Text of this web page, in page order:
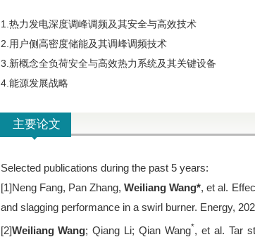
1.热力发电深度调峰调频及其安全与高效技术
2.用户侧高密度储能及其调峰调频技术
3.新概念全负荷安全与高效热力系统及其关键设备
4.能源发展战略
主要论文
Selected publications during the past 5 years:
[1]Neng Fang, Pan Zhang, Weiliang Wang*, et al.
and slagging performance in a swirl burner. Energy,
[2]WeiliangWang; Qiang Li; Qian Wang*, et al. Tar